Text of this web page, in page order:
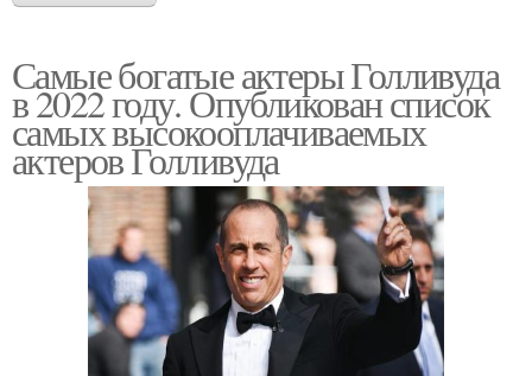
Самые богатые актеры Голливуда
в 2022 году. Опубликован список
самых высокооплачиваемых
актеров Голливуда